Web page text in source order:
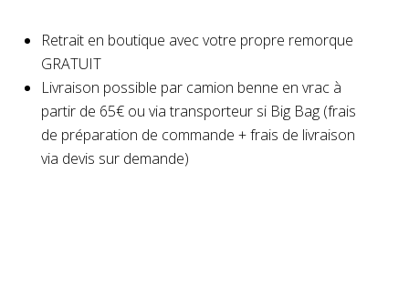
Retrait en boutique avec votre propre remorque
GRATUIT
Livraison possible par camion benne en vrac à
partir de 65€ ou via transporteur si Big Bag (frais
de préparation de commande + frais de livraison
via devis sur demande)